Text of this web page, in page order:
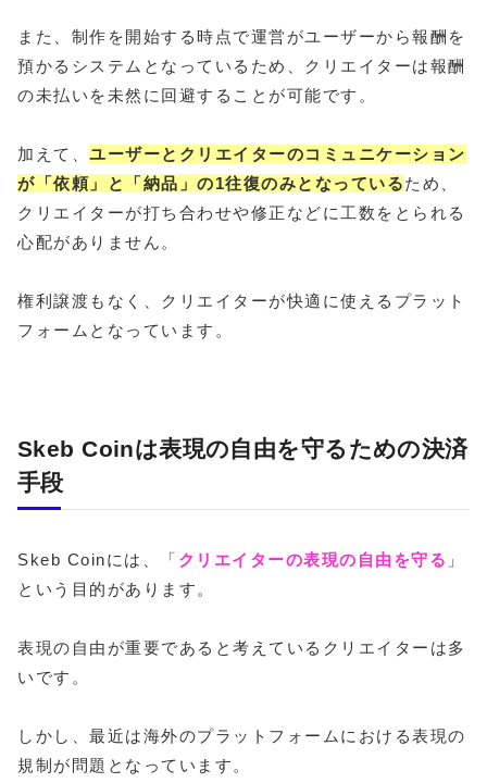
また、制作を開始する時点で運営がユーザーから報酬を
預かるシステムとなっているため、クリエイターは報酬
の未払いを未然に回避することが可能です。
加えて、 ユーザーとクリエイターのコミュニケーション
が「依頼」と「納品」の1往復のみとなっているため、
クリエイターが打ち合わせや修正などに工数をとられる
心配がありません。
権利譲渡もなく、クリエイターが快適に使えるプラット
フォームとなっています。
Skeb Coinは表現の自由を守るための決済
手段
Skeb Coinには、「 クリエイターの表現の自由を守る 」
という目的があります。
表現の自由が重要であると考えているクリエイターは多
いです。
しかし、最近は海外のプラットフォームにおける表現の
規制が問題となっています。